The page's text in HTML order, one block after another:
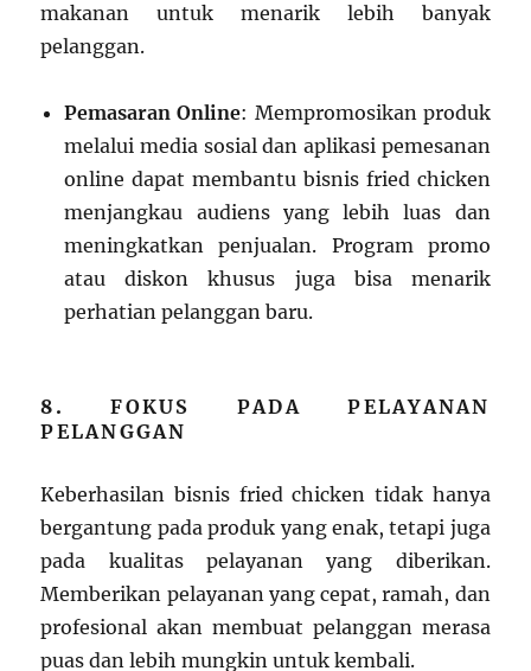
makanan untuk menarik lebih banyak
pelanggan.
Pemasaran Online: Mempromosikan produk
melalui media sosial dan aplikasi pemesanan
online dapat membantu bisnis fried chicken
menjangkau audiens yang lebih luas dan
meningkatkan penjualan. Program promo
atau diskon khusus juga bisa menarik
perhatian pelanggan baru.
8.FOKUS PADA PELAYANAN
PELANGGAN
Keberhasilan bisnis fried chicken tidak hanya
bergantung pada produk yang enak, tetapi juga
pada kualitas pelayanan yang diberikan.
Memberikan pelayanan yang cepat, ramah, dan
profesional akan membuat pelanggan merasa
puas dan lebih mungkin untuk kembali.